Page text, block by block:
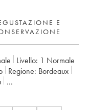
E
Livello: 1 Normale
Regione:
Bordeaux